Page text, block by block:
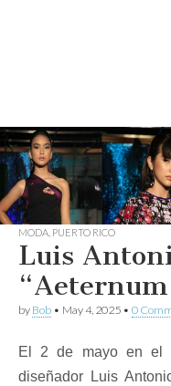
MODA PUERTO RICO
Luis
by Bob • May 4, 2025 • 0
El 2 de mayo en el
diseñador Luis